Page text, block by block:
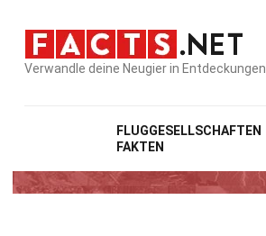
Verwandle deine Neugier in Entdeckungen
FLUGGESELLSCHAFTEN
FAKTEN